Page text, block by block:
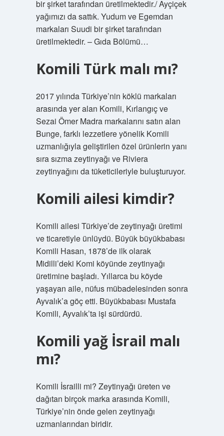
bir şirket tarafından üretilmektedir./ Ayçiçek
yağımızı da sattık. Yudum ve Egemdan
markaları Suudi bir şirket tarafından
üretilmektedir. – Gıda Bölümü…
Komili Türk malı mı?
2017 yılında Türkiye’nin köklü markaları
arasında yer alan Komili, Kırlangıç ​​​​​​ve
Sezai Ömer Madra markalarını satın alan
Bunge, farklı lezzetlere yönelik Komili
uzmanlığıyla geliştirilen özel ürünlerin yanı
sıra sızma zeytinyağı ve Riviera
zeytinyağını da tüketicileriyle buluşturuyor.
Komili ailesi kimdir?
Komili ailesi Türkiye’de zeytinyağı üretimi
ve ticaretiyle ünlüydü. Büyük büyükbabası
Komili Hasan, 1878’de ilk olarak
Midilli’deki Komi köyünde zeytinyağı
üretimine başladı. Yıllarca bu köyde
yaşayan aile, nüfus mübadelesinden sonra
Ayvalık’a göç etti. Büyükbabası Mustafa
Komili, Ayvalık’ta işi sürdürdü.
Komili yağ İsrail malı
mı?
Komili İsrailli mi? Zeytinyağı üreten ve
dağıtan birçok marka arasında Komili,
Türkiye’nin önde gelen zeytinyağı
uzmanlarından biridir.